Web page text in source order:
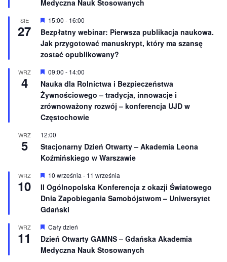
ó
n
o
n
e
Medyczna Nauk Stosowanych
SIE
27
W
r
ó
ż
n
i
o
n
e
15:00 - 16:00
Bezpłatny webinar: Pierwsza publikacja naukowa.
Jak przygotować manuskrypt, który ma szansę
zostać opublikowany?
WRZ
4
W
r
ó
ż
n
i
n
e
09:00 - 14:00
Nauka dla Rolnictwa i Bezpieczeństwa
Żywnościowego – tradycja, innowacje i
zrównoważony rozwój – konferencja UJD w
Częstochowie
WRZ
5
12:00
Stacjonarny Dzień Otwarty – Akademia Leona
Koźmińskiego w Warszawie
WRZ
10
W
y
r
ó
ż
n
o
n
e
10 września - 11 września
II Ogólnopolska Konferencja z okazji Światowego
Dnia Zapobiegania Samobójstwom – Uniwersytet
Gdański
WRZ
11
W
y
r
ó
Cały dzień
Dzień Otwarty GAMNS – Gdańska Akademia
Medyczna Nauk Stosowanych